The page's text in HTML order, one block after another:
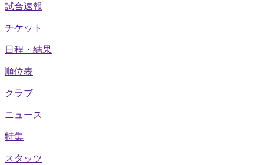
試合速報
チケット
日程・結果
順位表
クラブ
ニュース
特集
スタッツ